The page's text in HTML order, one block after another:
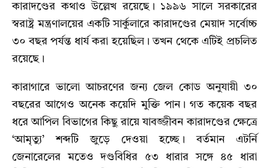
কারাদণ্ডের কথাও উল্লেখ রয়েছে। ১৯৯৬ সালে সরকারের
স্বরাষ্ট্র মন্ত্রণালয়ের একটি সার্কুলারে কারাদণ্ডের মেয়াদ সর্বোচ্চ
৩০ বছর পর্যন্ত ধার্য করা হয়েছিল। তখন থেকে এটিই প্রচলিত
রয়েছে।
কারাগারে ভালো আচরণের জন্য জেল কোড অনুযায়ী ৩০
বছরের আগেও অনেক কয়েদি মুক্তি পান। গত কয়েক বছর
ধরে আপিল বিভাগের কিছু রায়ে যাবজ্জীবন কারাদণ্ডের ক্ষেত্রে
‘আমৃত্যু’ শব্দটি জুড়ে দেওয়া হচ্ছে। বর্তমান এটর্নি
জেনারেলের মতেও দণ্ডবিধির ৫৩ ধারার সঙ্গে ৪৫ ধারা